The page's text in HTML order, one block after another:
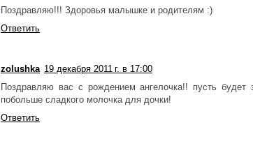
Поздравляю!!! Здоровья малышке и родителям :)
Ответить
zolushka 19 декабря 2011 г. в 17:00
Поздравляю вас с рождением ангелочка!! пусть
побольше сладкого молочка для дочки!
Ответить